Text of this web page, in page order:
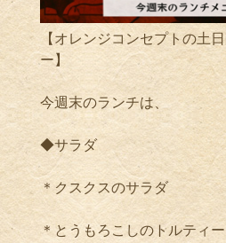
【オレンジコンセプトの土
ー】
今週末のランチは、
◆サラダ
＊クスクスのサラダ
＊とうもろこしのトルティ